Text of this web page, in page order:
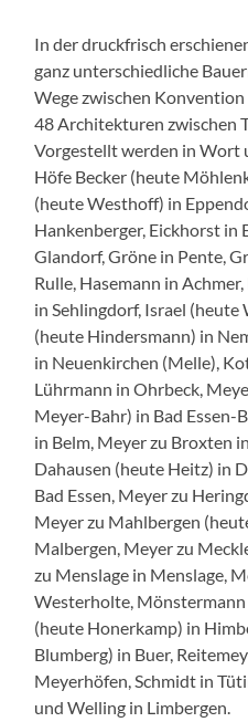
In der druckfrisch
ganz unterschiedliche
Wege zwischen
48 Architekturen zwischen
Vorgestellt werden in Wort
Höfe Becker (heute
(heute Westhoff) in
Hankenberger, Eickhorst in
Glandorf, Gröne in Pente,
Rulle, Hasemann in
in Sehlingdorf, Israel
(heute Hindersmann) in
in Neuenkirchen (Melle),
Lührmann in Ohrbeck,
Meyer-Bahr) in Bad Essen-
in Belm, Meyer zu Broxten
Dahausen (heute Heitz) in
Bad Essen, Meyer zu
Meyer zu Mahlbergen
Malbergen, Meyer zu
zu Menslage in Menslage,
Westerholte,
(heute Honerkamp) in
Blumberg) in Buer,
Meyerhöfen, Schmidt in
und Welling in Limbergen.